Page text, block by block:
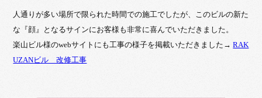
人通りが多い場所で限られた時間での施工でしたが、このビルの新た
な『顔』となるサインにお客様も非常に喜んでいただきました。
楽山ビル様のwebサイトにも工事の様子を掲載いただきました→RAK
UZANビル 改修工事